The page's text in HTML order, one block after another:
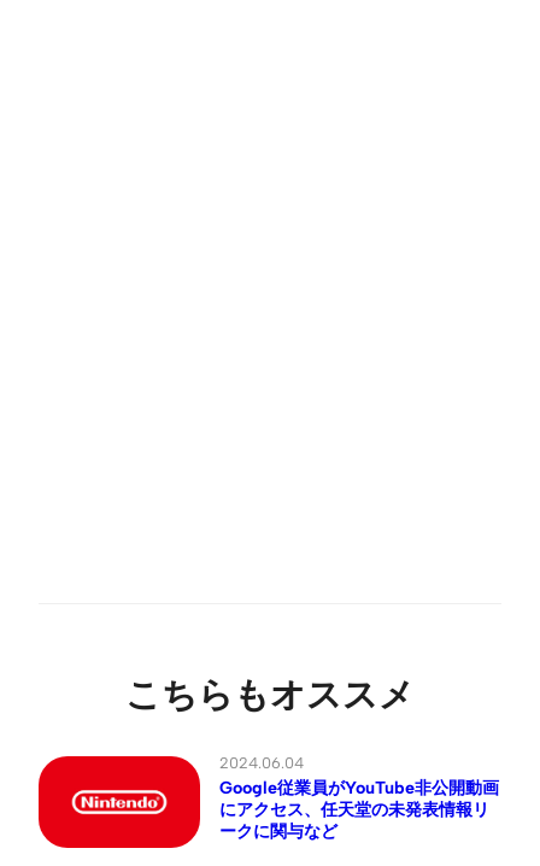
こちらもオススメ
2024.06.04
Google従業員がYouTube非公開動画
にアクセス、任天堂の未発表情報リ
ークに関与など